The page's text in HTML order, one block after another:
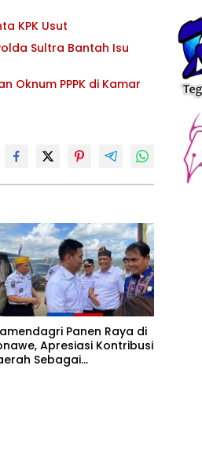
KPK Usut
Sultra Bantah Isu
Oknum PPPK di Kamar
Panen Raya di
Apresiasi Kontribusi
Sebagai